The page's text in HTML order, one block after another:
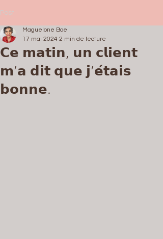
Post
𝗖𝗲 𝗺𝗮𝘁𝗶𝗻, 𝘂𝗻 𝗰𝗹𝗶𝗲𝗻𝘁
𝗺’𝗮 𝗱𝗶𝘁 𝗾𝘂𝗲 𝗷’𝗲́𝘁𝗮𝗶𝘀
𝗯𝗼𝗻𝗻𝗲.
Maguelone Boe
17 mai 2024 2 min de lecture